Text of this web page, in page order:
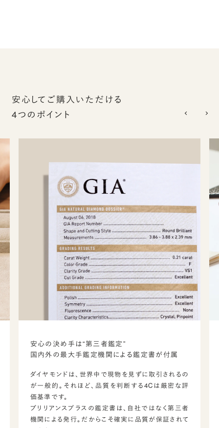
安心してご購入いただける
4つのポイント
安心の決め手は“第三者鑑定”
国内外の最大手鑑定機関による鑑定書が付属
ダイヤモンドは、世界中で現物を見ずに取引されるの
が一般的。それほど、品質を判断する4Cは厳密な評
価基準です。
ブリリアンスプラスの鑑定書は、自社ではなく第三者
機関による発行。だからこそ確実に品質が保証されて